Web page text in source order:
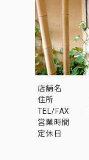
店舗名
住所
TEL/FAX
営業時間
定休日